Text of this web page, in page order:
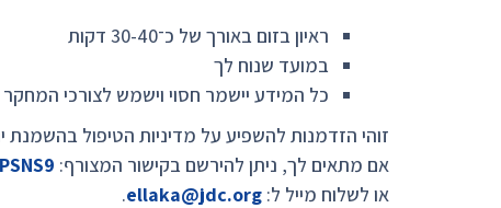
ראיון בזום באורך של כ־30-40 דקות
במועד שנוח לך
כל המידע יישמר חסוי וישמש לצורכי
זוהי הזדמנות להשפיע על מדיניות הטיפול בהשמנת
אם מתאים לך, ניתן להירשם בקישור המצורף:
או לשלוח מייל ל: ellaka@jdc.org
.